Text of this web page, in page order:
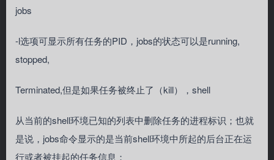
jobs
-l选项可显示所有任务的PID，jobs的状态可以是running,
stopped,
Terminated,但是如果任务被终止了（kill），shell
从当前的shell环境已知的列表中删除任务的进程标识；也就
是说，jobs命令显示的是当前shell环境中所起的后台正在运
行或者被挂起的任务信息；